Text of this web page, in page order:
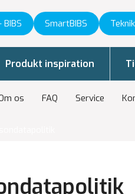
SmartBIBS
os FAQ Service
Produkt inspiration